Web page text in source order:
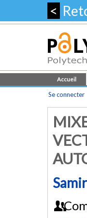
<
Accueil
Se connecter